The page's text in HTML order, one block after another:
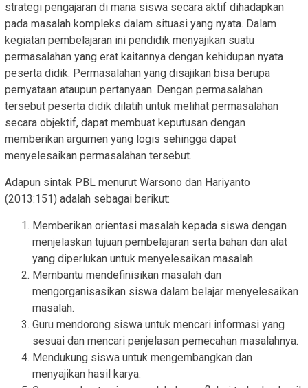
strategi pengajaran di mana siswa secara aktif dihadapkan
pada masalah kompleks dalam situasi yang nyata. Dalam
kegiatan pembelajaran ini pendidik menyajikan suatu
permasalahan yang erat kaitannya dengan kehidupan nyata
peserta didik. Permasalahan yang disajikan bisa berupa
pernyataan ataupun pertanyaan. Dengan permasalahan
tersebut peserta didik dilatih untuk melihat permasalahan
secara objektif, dapat membuat keputusan dengan
memberikan argumen yang logis sehingga dapat
menyelesaikan permasalahan tersebut.
Adapun sintak PBL menurut Warsono dan Hariyanto
(2013:151) adalah sebagai berikut:
Memberikan orientasi masalah kepada siswa dengan
menjelaskan tujuan pembelajaran serta bahan dan alat
yang diperlukan untuk menyelesaikan masalah.
Membantu mendefinisikan masalah dan
mengorganisasikan siswa dalam belajar menyelesaikan
masalah.
Guru mendorong siswa untuk mencari informasi yang
sesuai dan mencari penjelasan pemecahan masalahnya.
Mendukung siswa untuk mengembangkan dan
menyajikan hasil karya.